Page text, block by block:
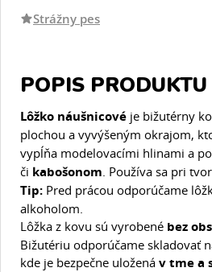
Strážny pes
POPIS PRODUKTU
Lôžko náušnicové je bižutérny
plochou a vyvýšeným okrajom,
vypĺňa modelovacími hlinami a
či kabošonom. Používa sa pri
Tip: Pred prácou odporúčame
alkoholom.
Lôžka z kovu sú vyrobené bez
Bižutériu odporúčame skladovať
kde je bezpečne uložená v tme a